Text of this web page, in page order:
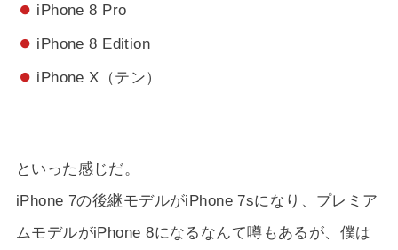
iPhone 8 Pro
iPhone 8 Edition
iPhone X（テン）
といった感じだ。
iPhone 7の後継モデルがiPhone 7sになり、プレミア
ムモデルがiPhone 8になるなんて噂もあるが、僕は